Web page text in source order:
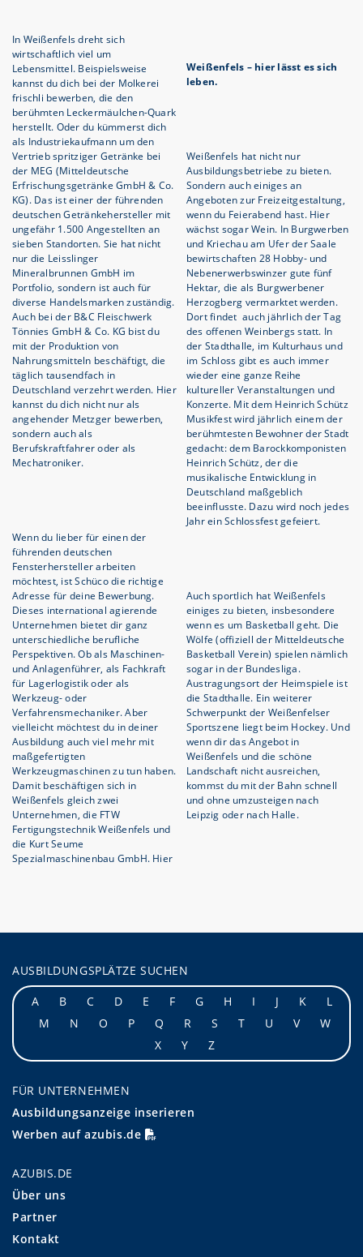
In Weißenfels dreht sich
wirtschaftlich viel um
Lebensmittel. Beispielsweise
kannst du dich bei der Molkerei
frischli bewerben, die den
berühmten Leckermäulchen-Quark
herstellt. Oder du kümmerst dich
als Industriekaufmann um den
Vertrieb spritziger Getränke bei
der MEG (Mitteldeutsche
Erfrischungsgetränke GmbH & Co.
KG). Das ist einer der führenden
deutschen Getränkehersteller mit
ungefähr 1.500 Angestellten an
sieben Standorten. Sie hat nicht
nur die Leisslinger
Mineralbrunnen GmbH im
Portfolio, sondern ist auch für
diverse Handelsmarken zuständig.
Auch bei der B&C Fleischwerk
Tönnies GmbH & Co. KG bist du
mit der Produktion von
Nahrungsmitteln beschäftigt, die
täglich tausendfach in
Deutschland verzehrt werden. Hier
kannst du dich nicht nur als
angehender Metzger bewerben,
sondern auch als
Berufskraftfahrer oder als
Mechatroniker.
Wenn du lieber für einen der
führenden deutschen
Fensterhersteller arbeiten
möchtest, ist Schüco die richtige
Adresse für deine Bewerbung.
Dieses international agierende
Unternehmen bietet dir ganz
unterschiedliche berufliche
Perspektiven. Ob als Maschinen-
und Anlagenführer, als Fachkraft
für Lagerlogistik oder als
Werkzeug- oder
Verfahrensmechaniker. Aber
vielleicht möchtest du in deiner
Ausbildung auch viel mehr mit
maßgefertigten
Werkzeugmaschinen zu tun haben.
Damit beschäftigen sich in
Weißenfels gleich zwei
Unternehmen, die FTW
Fertigungstechnik Weißenfels und
die Kurt Seume
Spezialmaschinenbau GmbH. Hier
Weißenfels – hier lässt es sich
leben.
Weißenfels hat nicht nur
Ausbildungsbetriebe zu bieten.
Sondern auch einiges an
Angeboten zur Freizeitgestaltung,
wenn du Feierabend hast. Hier
wächst sogar Wein. In Burgwerben
und Kriechau am Ufer der Saale
bewirtschaften 28 Hobby- und
Nebenerwerbswinzer gute fünf
Hektar, die als Burgwerbener
Herzogberg vermarktet werden.
Dort findet auch jährlich der Tag
des offenen Weinbergs statt. In
der Stadthalle, im Kulturhaus und
im Schloss gibt es auch immer
wieder eine ganze Reihe
kultureller Veranstaltungen und
Konzerte. Mit dem Heinrich Schütz
Musikfest wird jährlich einem der
berühmtesten Bewohner der Stadt
gedacht: dem Barockkomponisten
Heinrich Schütz, der die
musikalische Entwicklung in
Deutschland maßgeblich
beeinflusste. Dazu wird noch jedes
Jahr ein Schlossfest gefeiert.
Auch sportlich hat Weißenfels
einiges zu bieten, insbesondere
wenn es um Basketball geht. Die
Wölfe (offiziell der Mitteldeutsche
Basketball Verein) spielen nämlich
sogar in der Bundesliga.
Austragungsort der Heimspiele ist
die Stadthalle. Ein weiterer
Schwerpunkt der Weißenfelser
Sportszene liegt beim Hockey. Und
wenn dir das Angebot in
Weißenfels und die schöne
Landschaft nicht ausreichen,
kommst du mit der Bahn schnell
und ohne umzusteigen nach
Leipzig oder nach Halle.
AUSBILDUNGSPLÄTZE SUCHEN
A
B C D E F G H I J K
L
M
N O P Q R S T U V
W
X
Y Z
FÜR UNTERNEHMEN
Ausbildungsanzeige inserieren
Werben auf azubis.de
AZUBIS.DE
Über uns
Partner
Kontakt